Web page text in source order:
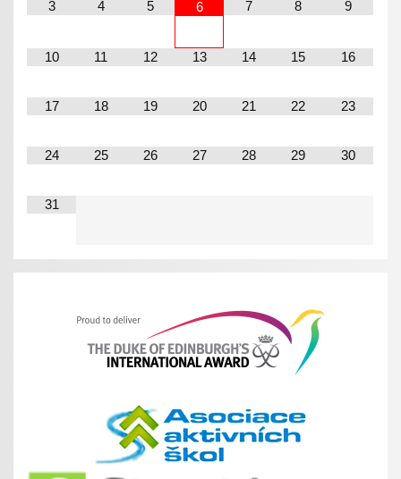
3 4 5 6 7 8 9
10 11 12 13 14 15 16
17 18 19 20 21 22 23
24 25 26 27 28 29 30
31